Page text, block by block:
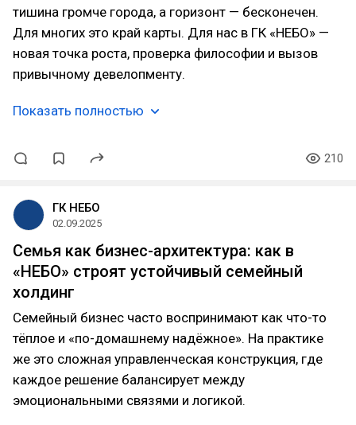
тишина громче города, а горизонт — бесконечен.
Для многих это край карты. Для нас в ГК «НЕБО» —
новая точка роста, проверка философии и вызов
привычному девелопменту.
Показать полностью
210
ГК НЕБО
02.09.2025
Семья как бизнес-архитектура: как в
«НЕБО» строят устойчивый семейный
холдинг
Семейный бизнес часто воспринимают как что-то
тёплое и «по-домашнему надёжное». На практике
же это сложная управленческая конструкция, где
каждое решение балансирует между
эмоциональными связями и логикой.